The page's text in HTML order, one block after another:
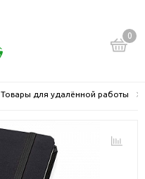
0
Товары для удалённой работы